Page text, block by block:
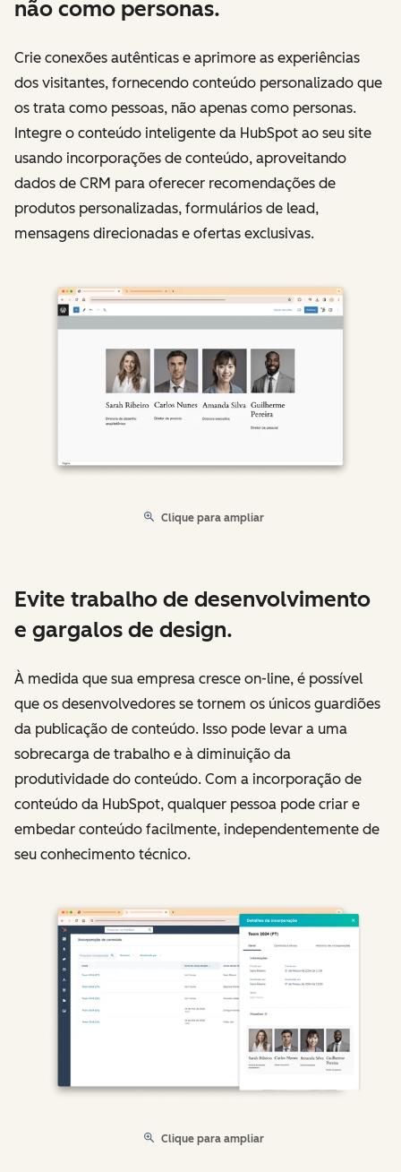
não como personas.
Crie conexões autênticas e aprimore as experiências
dos visitantes, fornecendo conteúdo personalizado que
os trata como pessoas, não apenas como personas.
Integre o conteúdo inteligente da HubSpot ao seu site
usando incorporações de conteúdo, aproveitando
dados de CRM para oferecer recomendações de
produtos personalizadas, formulários de lead,
mensagens direcionadas e ofertas exclusivas.
Clique para ampliar
Evite trabalho de desenvolvimento
e gargalos de design.
À medida que sua empresa cresce on-line, é possível
que os desenvolvedores se tornem os únicos guardiões
da publicação de conteúdo. Isso pode levar a uma
sobrecarga de trabalho e à diminuição da
produtividade do conteúdo. Com a incorporação de
conteúdo da HubSpot, qualquer pessoa pode criar e
embedar conteúdo facilmente, independentemente de
seu conhecimento técnico.
Clique para ampliar